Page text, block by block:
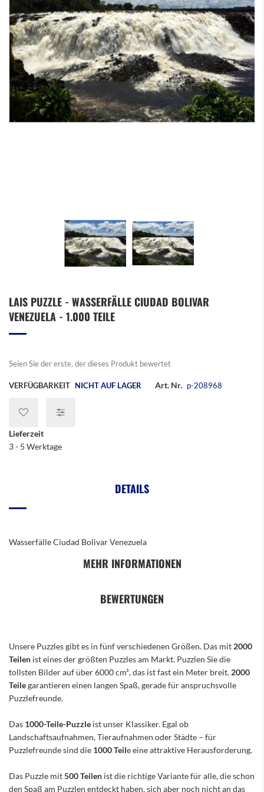
Anfang
der
LAIS PUZZLE - WASSERFÄLLE CIUDAD BOLIVAR
VENEZUELA - 1.000 TEILE
Seien Sie der erste, der dieses Produkt bewertet
VERFÜGBARKEIT NICHT AUF LAGER Art. Nr. p-208968
Lieferzeit
3 - 5 Werktage
DETAILS
Wasserfälle Ciudad Bolivar Venezuela
MEHR INFORMATIONEN
BEWERTUNGEN
Unsere Puzzles gibt es in fünf verschiedenen Größen. Das mit 2000
Teilen ist eines der größten Puzzles am Markt. Puzzlen Sie die
tollsten Bilder auf über 6000 cm², das ist fast ein Meter breit. 2000
Teilegarantieren einen langen Spaß, gerade für anspruchsvolle
Puzzlefreunde.
Das 1000-Teile-Puzzle ist unser Klassiker. Egal ob
Landschaftsaufnahmen, Tieraufnahmen oder Städte – für
Puzzlefreunde sind die 1000 Teile eine attraktive Herausforderung.
Das Puzzle mit500 Teilen ist die richtige Variante für alle, die schon
den Spaß am Puzzlen entdeckt haben, sich aber noch nicht an das